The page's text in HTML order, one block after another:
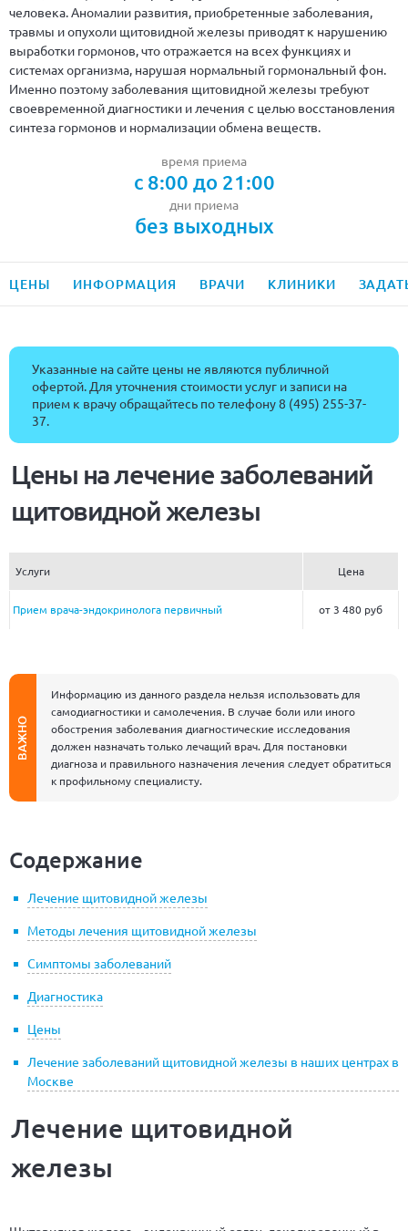
человека. Аномалии развития, приобретенные заболевания,
травмы и опухоли щитовидной железы приводят к нарушению
выработки гормонов, что отражается на всех функциях и
системах организма, нарушая нормальный гормональный фон.
Именно поэтому заболевания щитовидной железы требуют
своевременной диагностики и лечения с целью восстановления
синтеза гормонов и нормализации обмена веществ.
время приема
с 8:00 до 21:00
дни приема
без выходных
ЦЕНЫ ИНФОРМАЦИЯ ВРАЧИ КЛИНИКИ
Указанные на сайте цены не являются публичной
офертой. Для уточнения стоимости услуг и записи на
прием к врачу обращайтесь по телефону8 (495) 255-37-
37.
Цены на лечение заболеваний
щитовидной железы
Услуги Цена
Прием врача-эндокринолога первичный от 3 480 руб
ВАЖНО
Информацию из данного раздела нельзя использовать для
самодиагностики и самолечения. В случае боли или иного
обострения заболевания диагностические исследования
должен назначать только лечащий врач. Для постановки
диагноза и правильного назначения лечения следует обратиться
к профильному специалисту.
Содержание
Лечение щитовидной железы
Методы лечения щитовидной железы
Симптомы заболеваний
Диагностика
Цены
Лечение заболеваний щитовидной железы в наших центрах в
Москве
Лечение щитовидной
железы